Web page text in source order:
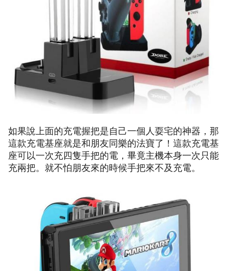
如果說上面的充電握把是自己一個人耍宅的神器，那
這款充電基座就是和朋友同樂的法寶了！這款充電基
座可以一次充四隻手把的電，畢竟主機本身一次只能
充兩把。就不怕朋友來的時候手把來不及充電。